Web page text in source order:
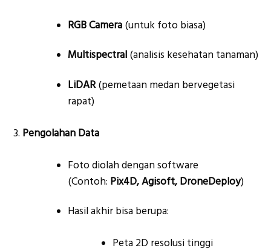
RGB Camera(untuk foto biasa)
Multispectral(analisis kesehatan tanaman)
LiDAR(pemetaan medan bervegetasi
rapat)
Pengolahan Data
Foto diolah dengan software
(Contoh: Pix4D, Agisoft, DroneDeploy)
Hasil akhir bisa berupa:
Peta 2D resolusi tinggi